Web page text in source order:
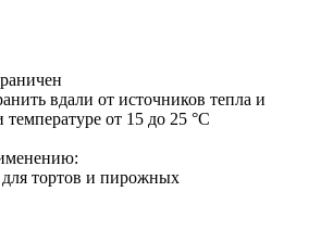
вдали от источников тепла и
от 15 до 25 °C
тортов и пирожных